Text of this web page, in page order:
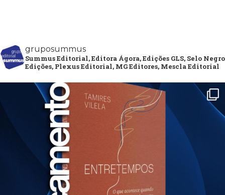
gruposummus
Summus Editorial, Editora Ágora, Edições GLS, Selo Negro
Edições, Plexus Editorial, MG Editores, Mescla Editorial